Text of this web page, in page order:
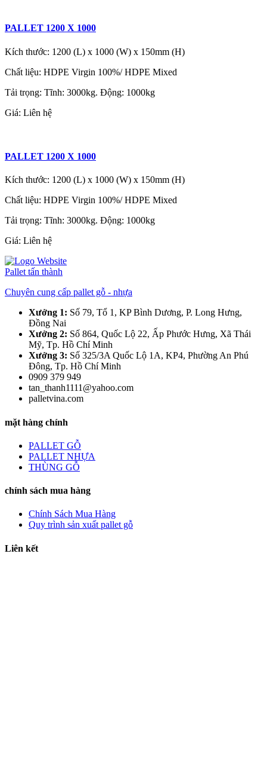
PALLET 1200 X 1000
Kích thước: 1200 (L) x 1000 (W) x 150mm (H)
Chất liệu: HDPE Virgin 100%/ HDPE Mixed
Tải trọng: Tĩnh: 3000kg. Động: 1000kg
Giá: Liên hệ
PALLET 1200 X 1000
Kích thước: 1200 (L) x 1000 (W) x 150mm (H)
Chất liệu: HDPE Virgin 100%/ HDPE Mixed
Tải trọng: Tĩnh: 3000kg. Động: 1000kg
Giá: Liên hệ
Pallet tấn thành
Chuyên cung cấp pallet gỗ - nhựa
Xưởng 1: Số 79, Tổ 1, KP Bình Dương, P. Long Hưng,
Đồng Nai
Xưởng 2: Số 864, Quốc Lộ 22, Ấp Phước Hưng, Xã Thái
Mỹ, Tp. Hồ Chí Minh
Xưởng 3: Số 325/3A Quốc Lộ 1A, KP4, Phường An Phú
Đông, Tp. Hồ Chí Minh
0909 379 949
tan_thanh1111@yahoo.com
palletvina.com
mặt hàng chính
PALLET GỖ
PALLET NHỰA
THÙNG GỖ
chính sách mua hàng
Chính Sách Mua Hàng
Quy trình sản xuất pallet gỗ
Liên kết